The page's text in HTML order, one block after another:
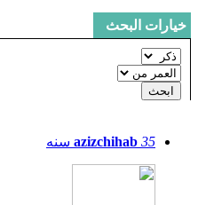
خيارات البحث
azizchihab 35 سنه